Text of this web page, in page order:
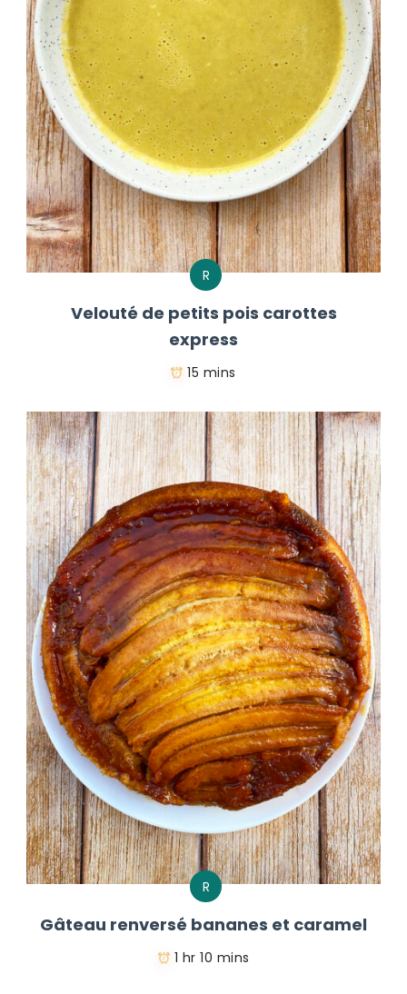
R
Velouté de petits pois carottes
express
15 mins
R
Gâteau renversé bananes et caramel
1 hr 10 mins